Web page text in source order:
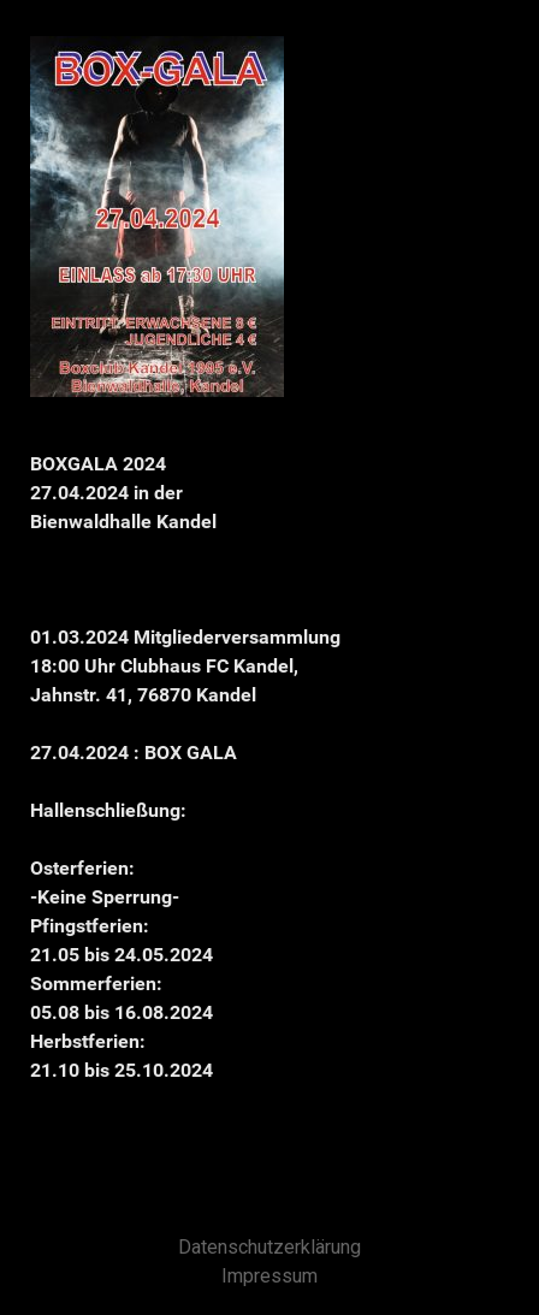
BOXGALA 2024
27.04.2024 in der
Bienwaldhalle Kandel
01.03.2024 Mitgliederversammlung
18:00 Uhr Clubhaus FC Kandel,
Jahnstr. 41, 76870 Kandel
27.04.2024 : BOX GALA
Hallenschließung:
Osterferien:
-Keine Sperrung-
Pfingstferien:
21.05 bis 24.05.2024
Sommerferien:
05.08 bis 16.08.2024
Herbstferien:
21.10 bis 25.10.2024
Datenschutzerklärung
Impressum